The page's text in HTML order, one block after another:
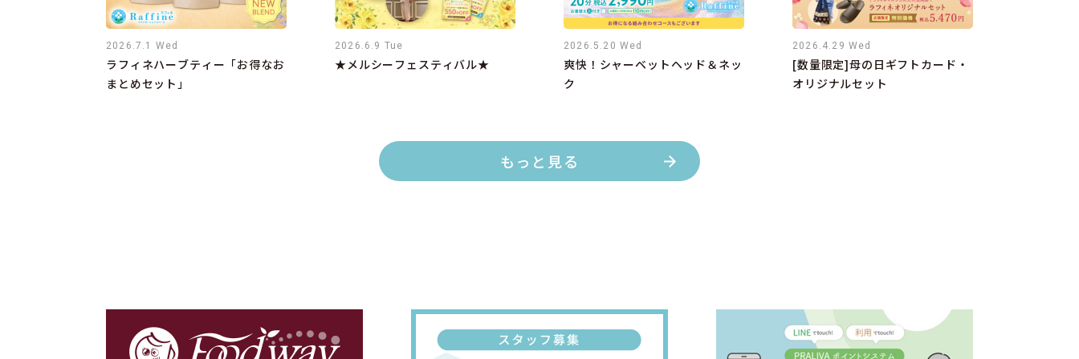
2026.7.1 Wed
ラフィネハーブティー「お得なお
まとめセット」
2026.6.9 Tue
★メルシーフェスティバル★
2026.5.20 Wed
爽快！シャーベットヘッド＆ネッ
ク
2026.4.29 Wed
[数量限定]母の日ギフトカード・
オリジナルセット
もっと見る